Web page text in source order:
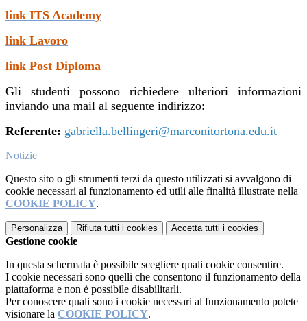
link ITS Academy
link Lavoro
link Post Diploma
Gli studenti possono richiedere ulteriori informazioni
inviando una mail al seguente indirizzo:
Referente: gabriella.bellingeri@marconitortona.edu.it
Notizie
Questo sito o gli strumenti terzi da questo utilizzati si avvalgono di
cookie necessari al funzionamento ed utili alle finalità illustrate nella
COOKIE POLICY.
Personalizza Rifiuta tutti i cookies Accetta tutti i cookies
Gestione cookie
In questa schermata è possibile scegliere quali cookie consentire.
I cookie necessari sono quelli che consentono il funzionamento della
piattaforma e non è possibile disabilitarli.
Per conoscere quali sono i cookie necessari al funzionamento potete
visionare la COOKIE POLICY.